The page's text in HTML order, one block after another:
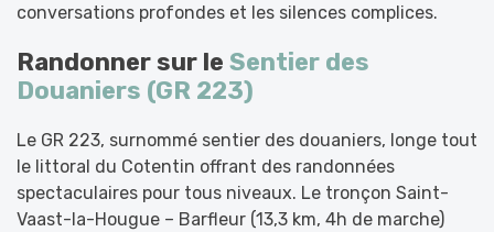
conversations profondes et les silences complices.
Randonner sur le Sentier des
Douaniers (GR 223)
Le GR 223, surnommé sentier des douaniers, longe tout
le littoral du Cotentin offrant des randonnées
spectaculaires pour tous niveaux. Le tronçon Saint-
Vaast-la-Hougue – Barfleur (13,3 km, 4h de marche)